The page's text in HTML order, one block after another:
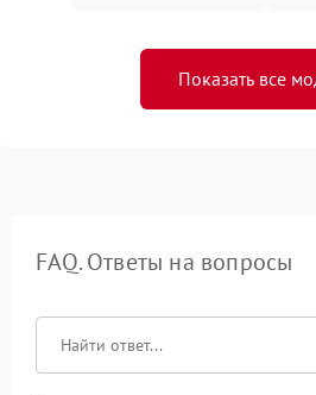
Показать все
FAQ. Ответы на вопросы